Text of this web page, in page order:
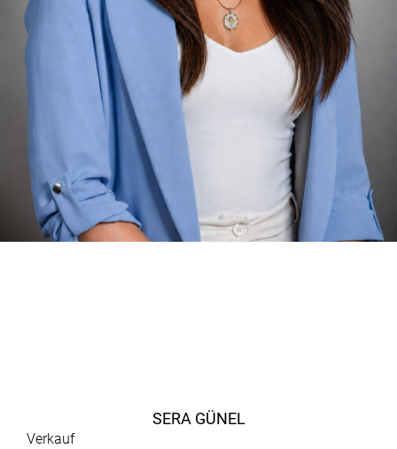
SERA GÜNEL
Verkauf